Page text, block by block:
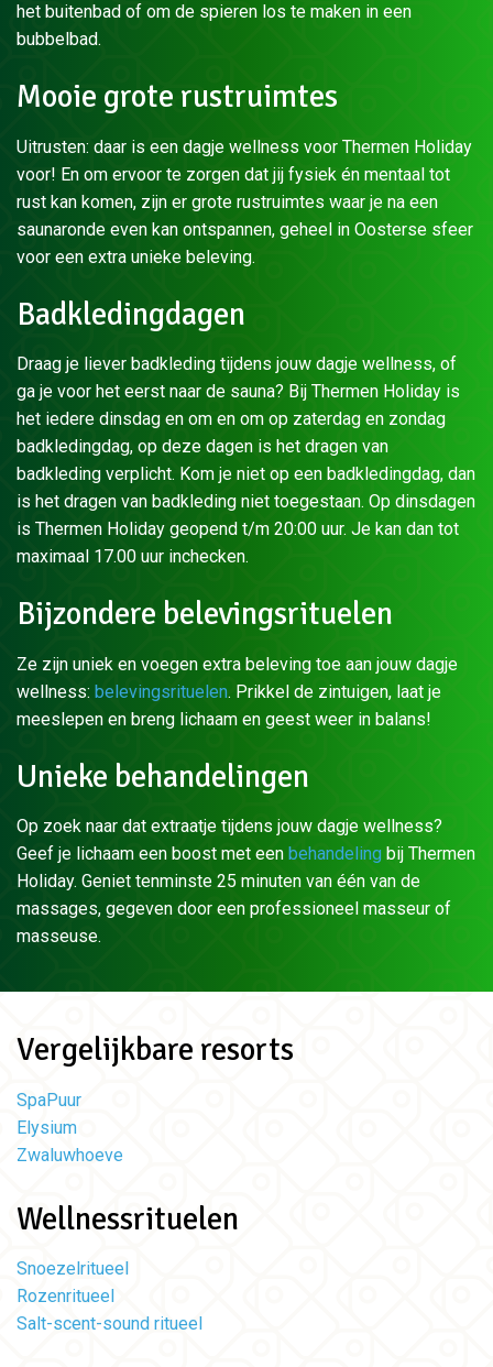
het buitenbad of om de spieren los te maken in een
bubbelbad.
Mooie grote rustruimtes
Uitrusten: daar is een dagje wellness voor Thermen Holiday
voor! En om ervoor te zorgen dat jij fysiek én mentaal tot
rust kan komen, zijn er grote rustruimtes waar je na een
saunaronde even kan ontspannen, geheel in Oosterse sfeer
voor een extra unieke beleving.
Badkledingdagen
Draag je liever badkleding tijdens jouw dagje wellness, of
ga je voor het eerst naar de sauna? Bij Thermen Holiday is
het iedere dinsdag en om en om op zaterdag en zondag
badkledingdag, op deze dagen is het dragen van
badkleding verplicht. Kom je niet op een badkledingdag, dan
is het dragen van badkleding niet toegestaan. Op dinsdagen
is Thermen Holiday geopend t/m 20:00 uur. Je kan dan tot
maximaal 17.00 uur inchecken.
Bijzondere belevingsrituelen
Ze zijn uniek en voegen extra beleving toe aan jouw dagje
wellness: belevingsrituelen. Prikkel de zintuigen, laat je
meeslepen en breng lichaam en geest weer in balans!
Unieke behandelingen
Op zoek naar dat extraatje tijdens jouw dagje wellness?
Geef je lichaam een boost met een behandeling bij Thermen
Holiday. Geniet tenminste 25 minuten van één van de
massages, gegeven door een professioneel masseur of
masseuse.
Vergelijkbare resorts
SpaPuur
Elysium
Zwaluwhoeve
Wellnessrituelen
Snoezelritueel
Rozenritueel
Salt-scent-sound ritueel